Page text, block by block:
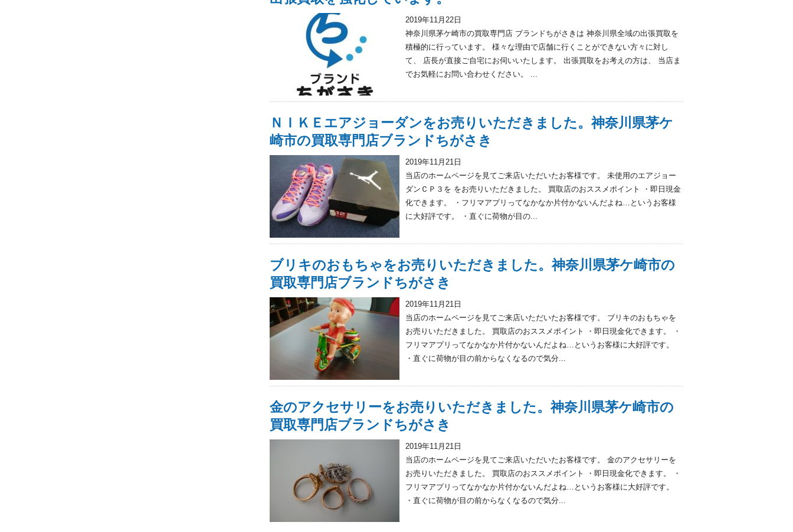
2019年11月22日
神奈川県茅ケ崎市の買取専門店 ブランドちがさきは 神奈川県全域の出張買取を
積極的に行っています。 様々な理由で店舗に行くことができない方々に対し
て、 店長が直接ご自宅にお伺いいたします。 出張買取をお考えの方は、 当店ま
でお気軽にお問い合わせください。 ...
ＮＩＫＥエアジョーダンをお売りいただきました。神奈川県茅ケ
崎市の買取専門店ブランドちがさき
2019年11月21日
当店のホームページを見てご来店いただいたお客様です。 未使用のエアジョー
ダンＣＰ３を をお売りいただきました。 買取店のおススメポイント ・即日現金
化できます。 ・フリマアプリってなかなか片付かないんだよね…というお客様
に大好評です。 ・直ぐに荷物が目の...
ブリキのおもちゃをお売りいただきました。神奈川県茅ケ崎市の
買取専門店ブランドちがさき
2019年11月21日
当店のホームページを見てご来店いただいたお客様です。 ブリキのおもちゃを
お売りいただきました。 買取店のおススメポイント ・即日現金化できます。 ・
フリマアプリってなかなか片付かないんだよね…というお客様に大好評です。
・直ぐに荷物が目の前からなくなるので気分...
金のアクセサリーをお売りいただきました。神奈川県茅ケ崎市の
買取専門店ブランドちがさき
2019年11月21日
当店のホームページを見てご来店いただいたお客様です。 金のアクセサリーを
お売りいただきました。 買取店のおススメポイント ・即日現金化できます。 ・
フリマアプリってなかなか片付かないんだよね…というお客様に大好評です。
・直ぐに荷物が目の前からなくなるので気分...